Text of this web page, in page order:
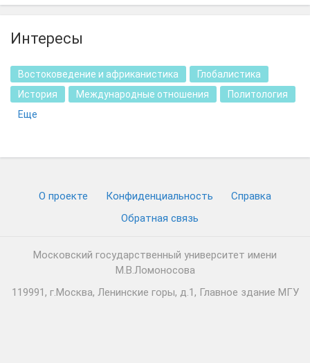
Интересы
Востоковедение и африканистика
Глобалистика
История
Международные отношения
Политология
Еще
О проекте Конфиденциальность
Cправка
Обратная связь
Московский государственный университет имени
М.В.Ломоносова
119991, г.Москва, Ленинские горы, д.1, Главное здание МГУ